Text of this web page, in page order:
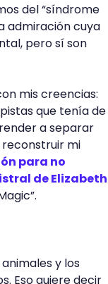
del “síndrome
admiración cuya
pero sí son
mis creencias:
que tenía de
a separar
reconstruir mi
para no
de Elizabeth
y los
Eso quiere decir